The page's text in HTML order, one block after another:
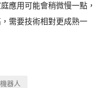
應用可能會稍微慢一點，
需要技術相對更成熟一
器人